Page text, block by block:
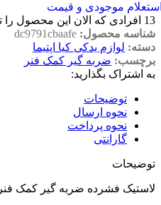
موجودی و قیمت
13 افرادی که الان این محصول را
شناسه محصول: dc9791cbaafe
دسته: لوازم یدکی کیا اپتیما
برچسب: ضربه گیر کمک فنر
به اشتراک بگذارید:
توضیحات
نحوه ارسال
نحوه پرداخت
گارانتی
توضیحات
لاستیک فشرده ضربه گیر کمک فنر